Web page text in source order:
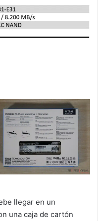
llegar en un
una caja de cartón